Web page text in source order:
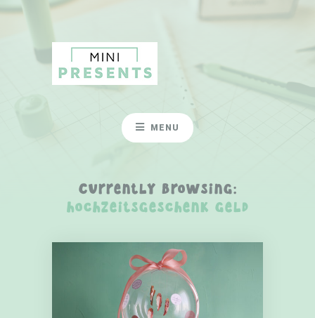
MENU
Currently Browsing:
hochzeitsgeschenk geld